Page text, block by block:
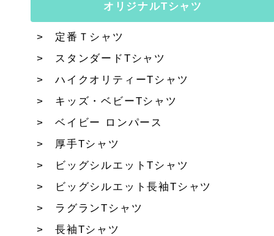
オリジナルTシャツ
定番Ｔシャツ
スタンダードTシャツ
ハイクオリティーTシャツ
キッズ・ベビーTシャツ
ベイビー ロンパース
厚手Tシャツ
ビッグシルエットTシャツ
ビッグシルエット長袖Tシャツ
ラグランTシャツ
長袖Tシャツ